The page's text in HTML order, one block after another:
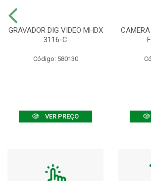
GRAVADOR DIG VIDEO MHDX
3116-C
Código: 580130
VER PREÇO